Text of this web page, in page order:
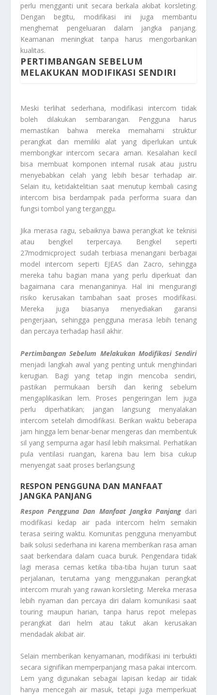
perlu mengganti unit secara berkala akibat korsleting.
Dengan begitu, modifikasi ini juga membantu
menghemat pengeluaran dalam jangka panjang.
Keamanan meningkat tanpa harus mengorbankan
kualitas.
PERTIMBANGAN SEBELUM
MELAKUKAN MODIFIKASI SENDIRI
Meski terlihat sederhana, modifikasi intercom tidak
boleh dilakukan sembarangan. Pengguna harus
memastikan bahwa mereka memahami struktur
perangkat dan memiliki alat yang diperlukan untuk
membongkar intercom secara aman. Kesalahan kecil
bisa membuat komponen internal rusak atau justru
menyebabkan celah yang lebih besar terhadap air.
Selain itu, ketidaktelitian saat menutup kembali casing
intercom bisa berdampak pada performa suara dan
fungsi tombol yang terganggu.
Jika merasa ragu, sebaiknya bawa perangkat ke teknisi
atau bengkel terpercaya. Bengkel seperti
27modmicproject sudah terbiasa menangani berbagai
model intercom seperti EJEAS dan Zacro, sehingga
mereka tahu bagian mana yang perlu diperkuat dan
bagaimana cara menanganinya. Hal ini mengurangi
risiko kerusakan tambahan saat proses modifikasi.
Mereka juga biasanya menyediakan garansi
pengerjaan, sehingga pengguna merasa lebih tenang
dan percaya terhadap hasil akhir.
Pertimbangan Sebelum Melakukan Modifikasi Sendiri
menjadi langkah awal yang penting untuk menghindari
kerugian. Bagi yang tetap ingin mencoba sendiri,
pastikan permukaan bersih dan kering sebelum
mengaplikasikan lem. Proses pengeringan lem juga
perlu diperhatikan; jangan langsung menyalakan
intercom setelah dimodifikasi. Berikan waktu beberapa
jam hingga lem benar-benar mengeras dan membentuk
sil yang sempurna agar hasil lebih maksimal. Perhatikan
pula ventilasi ruangan, karena bau lem bisa cukup
menyengat saat proses berlangsung
RESPON PENGGUNA DAN MANFAAT
JANGKA PANJANG
Respon Pengguna Dan Manfaat Jangka Panjang dari
modifikasi kedap air pada intercom helm semakin
terasa seiring waktu. Komunitas pengguna menyambut
baik solusi sederhana ini karena memberikan rasa aman
saat berkendara dalam cuaca buruk. Pengendara tidak
lagi merasa cemas ketika tiba-tiba hujan turun saat
perjalanan, terutama yang menggunakan perangkat
intercom murah yang rawan korsleting. Mereka merasa
lebih nyaman dan percaya diri dalam komunikasi saat
touring maupun harian, tanpa harus repot melepas
perangkat dari helm atau takut akan kerusakan
mendadak akibat air.
Selain memberikan kenyamanan, modifikasi ini terbukti
secara signifikan memperpanjang masa pakai intercom.
Lem yang digunakan sebagai lapisan kedap air tidak
hanya mencegah air masuk, tetapi juga memperkuat